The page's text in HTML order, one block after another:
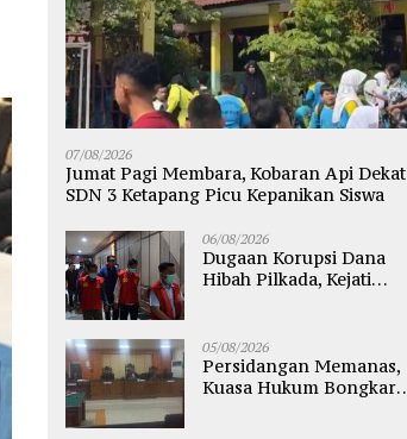
07/08/2026
Jumat Pagi Membara, Kobaran Api Dekat
SDN 3 Ketapang Picu Kepanikan Siswa
06/08/2026
Dugaan Korupsi Dana
Hibah Pilkada, Kejati
05/08/2026
Persidangan Memanas,
Kuasa Hukum Bongkar